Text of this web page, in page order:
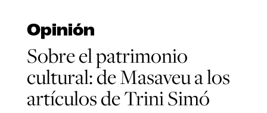
Opinión
Sobre el patrimonio
cultural: de Masaveu a los
artículos de Trini Simó